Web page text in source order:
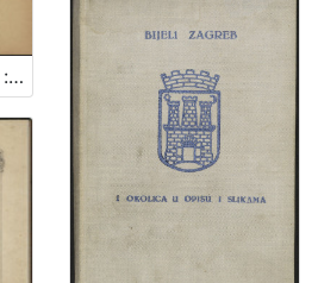
Bibliotheca Zrinyiana : die Bibliothek des Dichters Nicolaus Zrinyi : ein Beitrag zur Zrinyi-Literatur : mit literar-historischer Einleitung : mit dem Portrait des Dichters nach E. Widemann, einem Fascimile und einer Stammtafel